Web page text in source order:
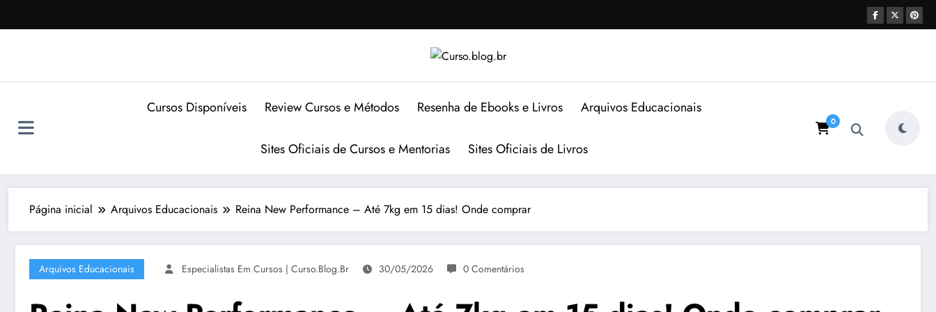
para
Cursos Disponíveis Review Cursos e Métodos Resenha de Ebooks e Livros Arquivos Educacionais
Sites Oficiais de Cursos e Mentorias Sites Oficiais de Livros
0
Página inicial Arquivos Educacionais Reina New Performance – Até 7kg em 15 dias! Onde comprar
Arquivos Educacionais Especialistas Em Cursos | Curso.blog.br 30/05/2026 0 Comentários